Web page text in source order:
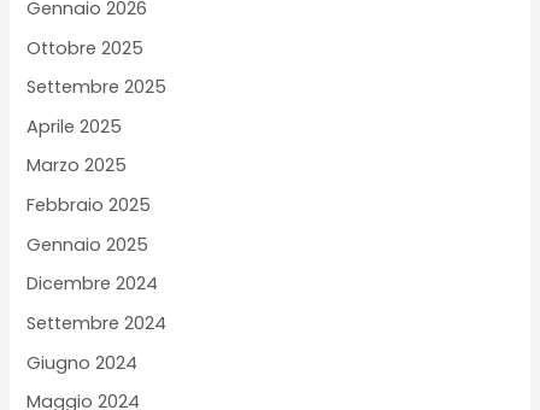
Gennaio 2026
Ottobre 2025
Settembre 2025
Aprile 2025
Marzo 2025
Febbraio 2025
Gennaio 2025
Dicembre 2024
Settembre 2024
Giugno 2024
Maggio 2024